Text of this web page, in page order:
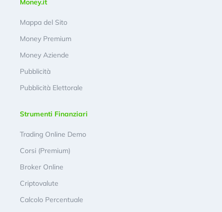
Money.it
Mappa del Sito
Money Premium
Money Aziende
Pubblicità
Pubblicità Elettorale
Strumenti Finanziari
Trading Online Demo
Corsi (Premium)
Broker Online
Criptovalute
Calcolo Percentuale